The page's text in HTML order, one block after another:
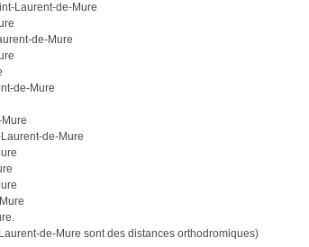
Laurent-de-Mure
de-Mure
de-Mure
de-Mure
de-Mure sont des distances orthodromiques)